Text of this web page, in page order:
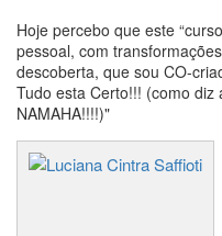
Hoje percebo que este
pessoal, com
descoberta, que sou CO-
Tudo esta Certo!!! (como
NAMAHA!!!!)"